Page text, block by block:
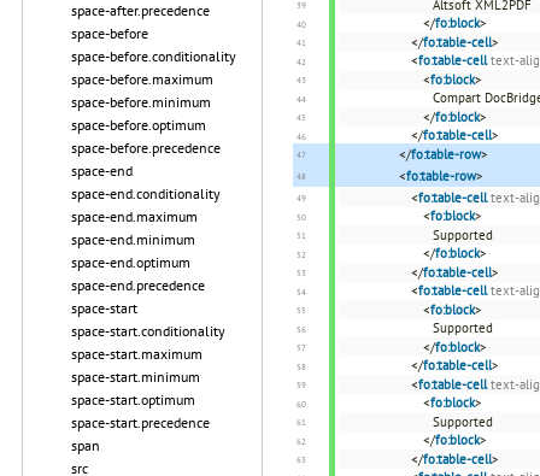
space-after.precedence
space-before
space-before.conditionality
space-before.maximum
space-before.minimum
space-before.optimum
space-before.precedence
space-end
space-end.conditionality
space-end.maximum
space-end.minimum
space-end.optimum
space-end.precedence
space-start
space-start.conditionality
space-start.maximum
space-start.minimum
space-start.optimum
space-start.precedence
span
src
Altsoft XML2PDF
</fo:block>
</fo:table-cell>
<fo:table-cell text-
<fo:block>
Compart
</fo:block>
</fo:table-cell>
</fo:table-row>
<fo:table-row>
<fo:table-cell text-
<fo:block>
Supported
</fo:block>
</fo:table-cell>
<fo:table-cell text-
<fo:block>
Supported
</fo:block>
</fo:table-cell>
<fo:table-cell text-
<fo:block>
Supported
</fo:block>
</fo:table-cell>